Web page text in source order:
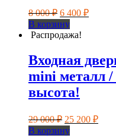
8 000₽
цена
составляла
8
6 400 ₽
В корзину
Распродажа!
Входная
mini металл /
высота!
29 000₽
цена
25 200 ₽
В корзину